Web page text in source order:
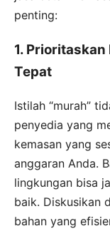
penting:
1.
Tepat
Istilah “murah”
penyedia yang
kemasan yang
anggaran Anda.
lingkungan bisa
baik. Diskusikan
bahan yang